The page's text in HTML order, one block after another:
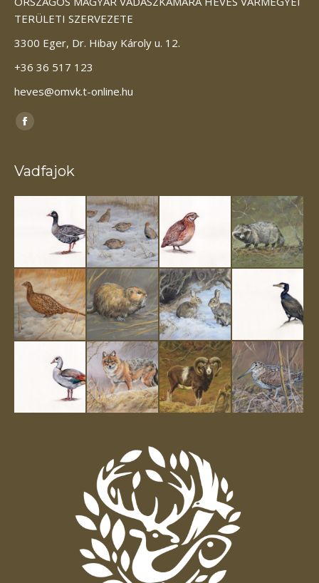
TERÜLETI SZERVEZETE
3300 Eger, Dr. Hibay Károly u. 12.
+36 36 517 123
heves@omvk.t-online.hu
Itt vagyunk elérhetőek:
Facebook
opens
window
Vadfajok